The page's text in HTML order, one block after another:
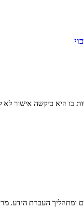
בו היא ביקשה אישור לא
ומתהליך העברת הידע.